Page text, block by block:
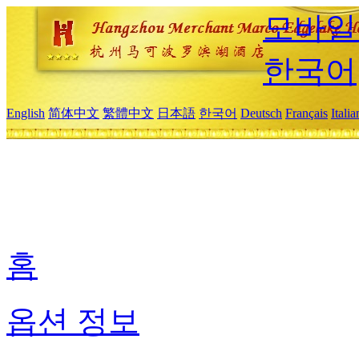
모바
한국어
English 简体中文 繁體中文 日本語 한국어 Deutsch Français
홈
옵션 정보